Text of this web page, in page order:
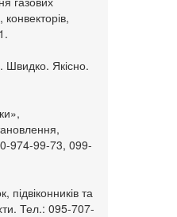
Швидко. Якісно.
974-99-73, 099-
підвіконників та
Тел.: 095-707-